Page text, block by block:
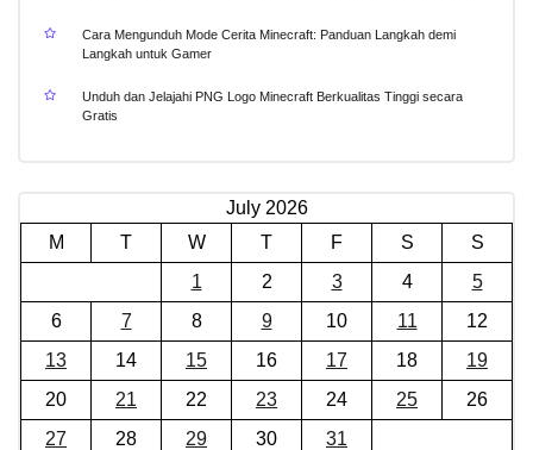
Cara Mengunduh Mode Cerita Minecraft: Panduan Langkah demi
Langkah untuk Gamer
Unduh dan Jelajahi PNG Logo Minecraft Berkualitas Tinggi secara
Gratis
July 2026
M
T W T F S
S
1
2 3 4
5
6
7 8 9 10 11
12
13
14 15 16 17 18
19
20
21 22 23 24 25
26
27
28 29 30 31